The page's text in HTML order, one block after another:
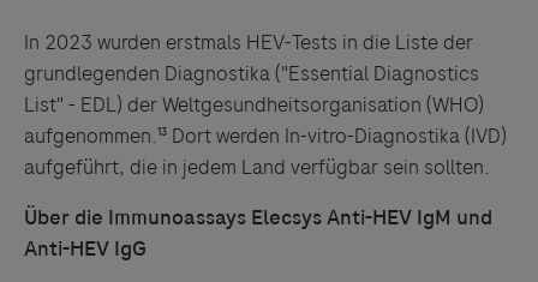
In 2023 wurden erstmals HEV-Tests in die Liste der
grundlegenden Diagnostika ("Essential Diagnostics
List" - EDL) der Weltgesundheitsorganisation (WHO)
aufgenommen.¹³ Dort werden In-vitro-Diagnostika (IVD)
aufgeführt, die in jedem Land verfügbar sein sollten.
Über die Immunoassays Elecsys Anti-HEV IgM und
Anti-HEV IgG